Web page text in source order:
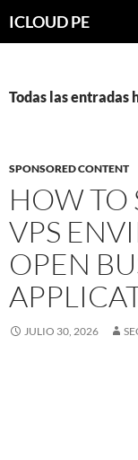
hacia
ICLOUD PE
Todas las entradas
SPONSORED CONTENT
HOW TO
VPS
OPEN
JULIO 30, 2026